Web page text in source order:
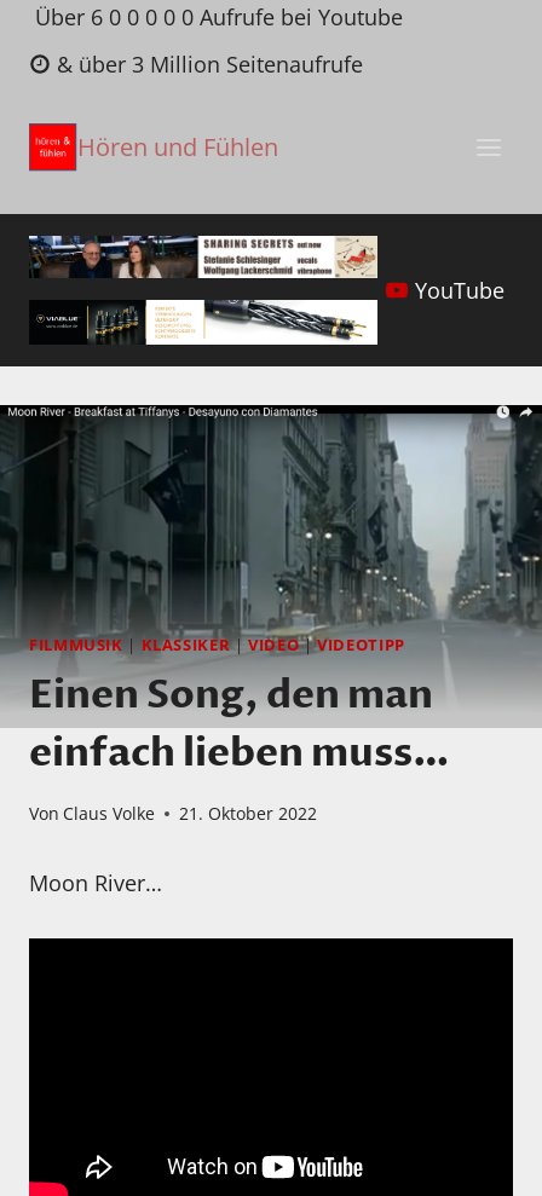
Zum
Inhalt
springen
Über 6 0 0 0 0 0 Aufrufe bei Youtube
& über 3 Million Seitenaufrufe
Hören und Fühlen
YouTube
FILMMUSIK | KLASSIKER|VIDEO|VIDEOTIPP
Einen Song, den man
einfach lieben muss…
Von Claus Volke 21. Oktober 2022
Moon River…